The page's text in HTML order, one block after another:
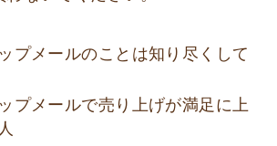
プメールのことは知り尽くして
プメールで売り上げが満足に上